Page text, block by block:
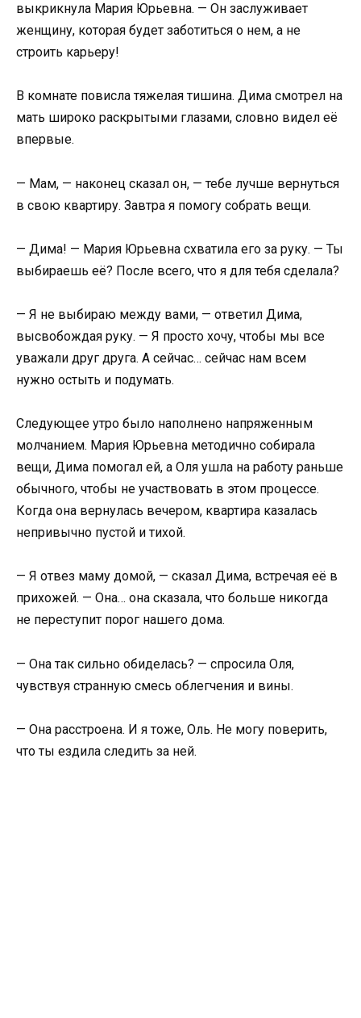
выкрикнула Мария Юрьевна. — Он заслуживает
женщину, которая будет заботиться о нем, а не
строить карьеру!
В комнате повисла тяжелая тишина. Дима смотрел на
мать широко раскрытыми глазами, словно видел её
впервые.
— Мам, — наконец сказал он, — тебе лучше вернуться
в свою квартиру. Завтра я помогу собрать вещи.
— Дима! — Мария Юрьевна схватила его за руку. — Ты
выбираешь её? После всего, что я для тебя сделала?
— Я не выбираю между вами, — ответил Дима,
высвобождая руку. — Я просто хочу, чтобы мы все
уважали друг друга. А сейчас… сейчас нам всем
нужно остыть и подумать.
Следующее утро было наполнено напряженным
молчанием. Мария Юрьевна методично собирала
вещи, Дима помогал ей, а Оля ушла на работу раньше
обычного, чтобы не участвовать в этом процессе.
Когда она вернулась вечером, квартира казалась
непривычно пустой и тихой.
— Я отвез маму домой, — сказал Дима, встречая её в
прихожей. — Она… она сказала, что больше никогда
не переступит порог нашего дома.
— Она так сильно обиделась? — спросила Оля,
чувствуя странную смесь облегчения и вины.
— Она расстроена. И я тоже, Оль. Не могу поверить,
что ты ездила следить за ней.